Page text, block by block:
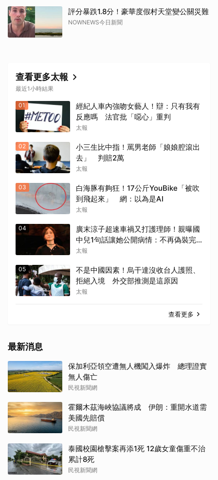
評分暴跌1.8分！豪華度假村天堂變公關災難
NOWNEWS今日新聞
查看更多太報
最近1小時結果
01
經紀人車內強吻女藝人！辯：只有我有
反應嗎 法官批「噁心」重判
太報
02
小三生比中指！罵男老師「娘娘腔滾出
去」 判賠2萬
太報
03
白海豚有夠狂！17公斤YouBike「被吹
到飛起來」 網：以為是AI
太報
04
廣末涼子超速車禍又打護理師！親曝國
中兒1句話讓她公開病情：不再偽裝完
美
太報
05
不是中國因素！烏干達沒收台人護照、
拒絕入境 外交部推測是這原因
太報
查看更多
最新消息
保加利亞領空遭無人機闖入爆炸 總理證實
無人傷亡
民視新聞網
霍爾木茲海峽協議將成 伊朗：重開水道需
美國先賠償
民視新聞網
泰國校園槍擊案再添1死 12歲女童傷重不治
累計8死
民視新聞網